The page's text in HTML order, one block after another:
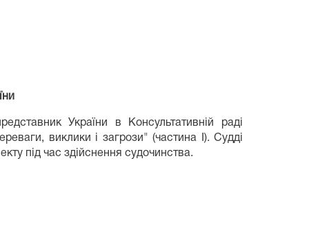
України в Консультативній раді
виклики і загрози" (частина І). Судді
під час здійснення судочинства.